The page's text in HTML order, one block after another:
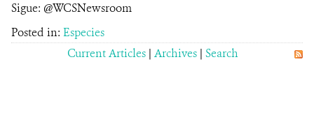
Sigue: @WCSNewsroom
Posted in: Especies
Current Articles | Archives | Search